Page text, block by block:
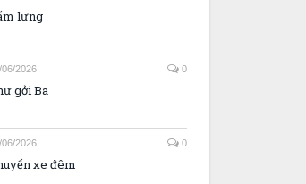
lưng
06/2026 0
gởi Ba
06/2026 0
xe đêm